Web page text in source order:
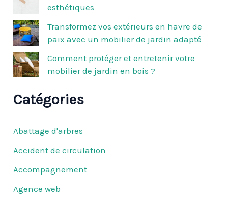
esthétiques
Transformez vos extérieurs en havre de
paix avec un mobilier de jardin adapté
Comment protéger et entretenir votre
mobilier de jardin en bois ?
Catégories
Abattage d'arbres
Accident de circulation
Accompagnement
Agence web